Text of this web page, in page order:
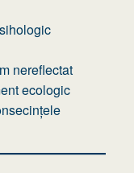
nereflectat
ecologic